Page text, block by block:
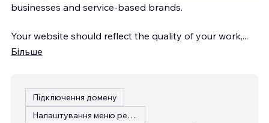
businesses and service-based brands.
Your website should reflect the quality of your work,...
Більше
Підключення домену
Налаштування меню ресторану